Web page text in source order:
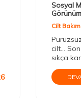
Sosyal
Cilt
cilt...
sıkça
trendi,